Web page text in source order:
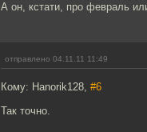
А он, кстати, про февраль
отправлено 04.11.11 11:49
Кому: Hanorik128, #6
Так точно.